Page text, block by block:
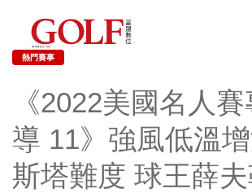
熱門賽事
《2022美國名人
導 11》強風低溫
斯塔難度 球王薛